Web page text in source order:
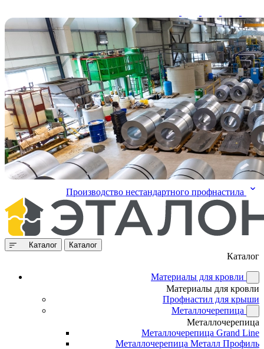
Производство нестандартного профнастила
Каталог Каталог
Каталог
Материалы для кровли
Материалы для кровли
Профнастил для крыши
Металлочерепица
Металлочерепица
Металлочерепица Grand Line
Металлочерепица Металл Профиль